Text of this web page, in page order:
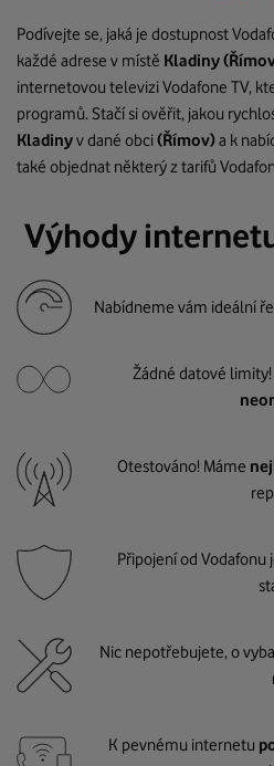
Podívejte se, jaká je dostupnost
každé adrese v místě Kladiny
internetovou televizi Vodafone TV,
programů. Stačí si ověřit, jakou
Kladinyv dané obci(Římov)a k
také objednat některý z tarifů
Výhody
Nabídneme vám ideální
Žádné datové
Otestováno! Máme
Připojení od Vodafonu
Nic nepotřebujete, o
K pevnému internetu